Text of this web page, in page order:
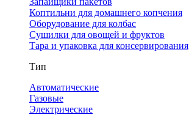
Коптильни для домашнего копчения
Оборудование для колбас
Сушилки для овощей и фруктов
Тара и упаковка для консервирования
Тип
Автоматические
Газовые
Электрические